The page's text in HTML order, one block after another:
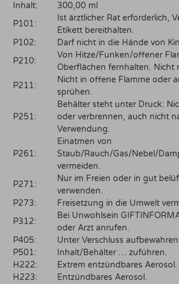
Inhalt:
300,00 ml
P101:
Ist ärztlicher Rat erforderlich,
Etikett bereithalten.
P102:
Darf nicht in die Hände von
P210:
Von Hitze/Funken/offener
Oberflächen fernhalten. Nicht
P211:
Nicht in offene Flamme oder
sprühen.
P251:
Behälter steht unter Druck:
oder verbrennen, auch nicht
Verwendung.
P261:
Einatmen von
Staub/Rauch/Gas/Nebel/
vermeiden.
P271:
Nur im Freien oder in gut
verwenden.
P273:
Freisetzung in die Umwelt
P312:
Bei Unwohlsein
oder Arzt anrufen.
P405:
Unter Verschluss
P501:
Inhalt/Behälter … zuführen.
H222:
Extrem entzündbares Aerosol.
H223:
Entzündbares Aerosol.